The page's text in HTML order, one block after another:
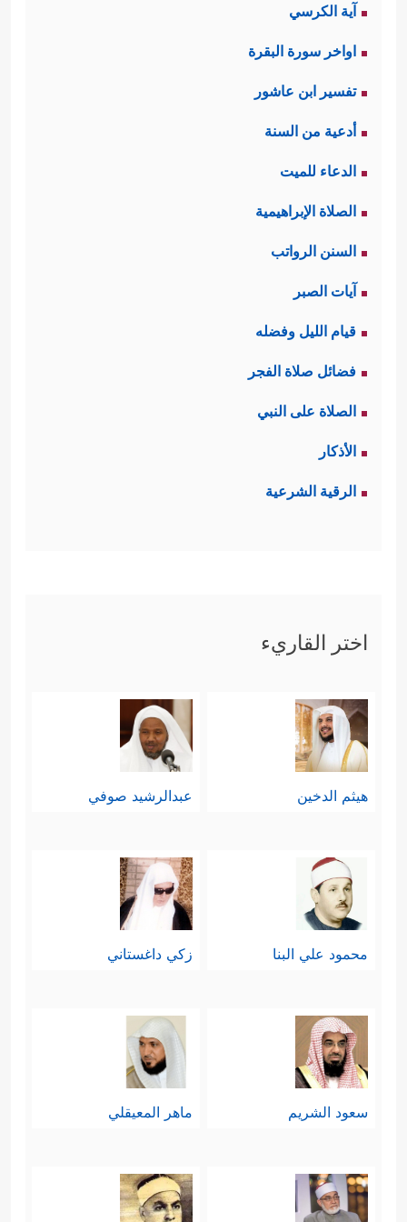
آية الكرسي
اواخر سورة البقرة
تفسير ابن عاشور
أدعية من السنة
الدعاء للميت
الصلاة الإبراهيمية
السنن الرواتب
آيات الصبر
قيام الليل وفضله
فضائل صلاة الفجر
الصلاة على النبي
الأذكار
الرقية الشرعية
اختر القاريء
هيثم الدخين عبدالرشيد صوفي
محمود علي البنا زكي داغستاني
سعود الشريم ماهر المعيقلي